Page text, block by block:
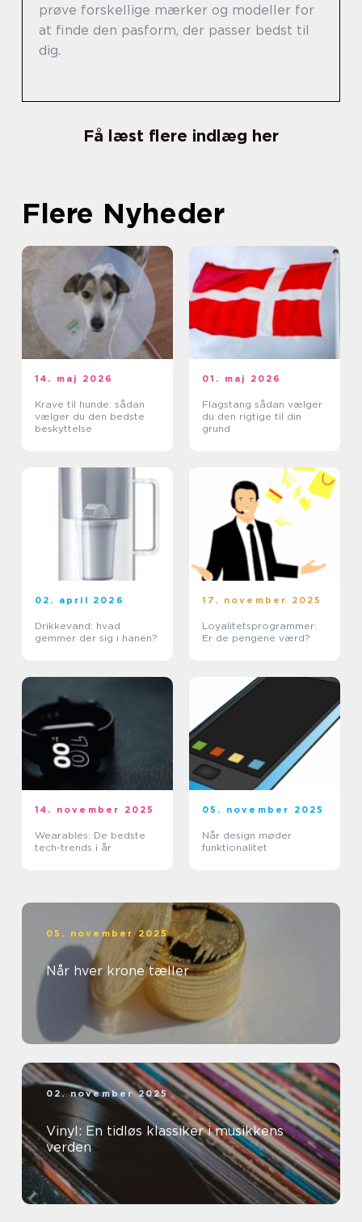
prøve forskellige mærker og modeller for
at finde den pasform, der passer bedst til
dig.
Få læst flere indlæg her
Flere Nyheder
14. maj 2026
Krave til hunde: sådan
vælger du den bedste
beskyttelse
01. maj 2026
Flagstang sådan vælger
du den rigtige til din
grund
02. april 2026
Drikkevand: hvad
gemmer der sig i hanen?
17. november 2025
Loyalitetsprogrammer:
Er de pengene værd?
14. november 2025
Wearables: De bedste
tech-trends i år
05. november 2025
Når design møder
funktionalitet
05. november 2025
Når hver krone tæller
02. november 2025
Vinyl: En tidløs klassiker i musikkens
verden